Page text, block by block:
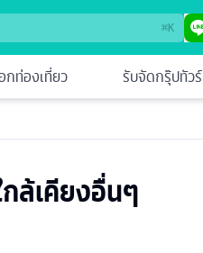
⌘K
กท่องเที่ยว รับจัดกรุ๊ปทัวร์
ล้เคียงอื่นๆ